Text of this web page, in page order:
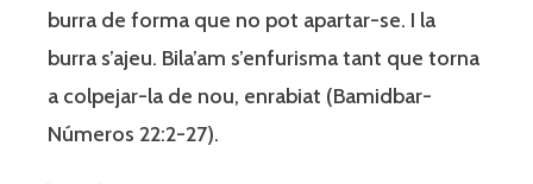
burra de forma que no pot apartar-se. I la
burra s’ajeu. Bila’am s’enfurisma tant que torna
a colpejar-la de nou, enrabiat (Bamidbar-
Números 22:2-27).